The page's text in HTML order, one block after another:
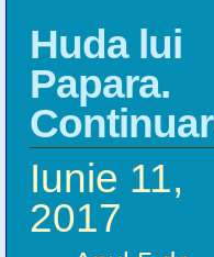
Huda lui
Papara.
Iunie 11,
2017